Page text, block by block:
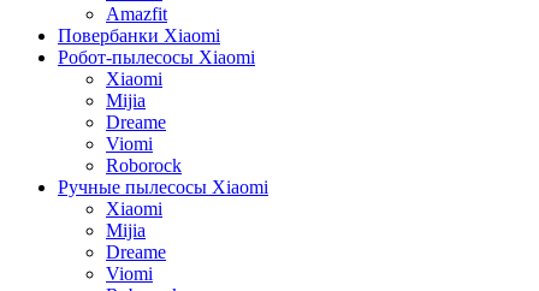
Amazfit
Повербанки Xiaomi
Робот-пылесосы Xiaomi
Xiaomi
Mijia
Dreame
Viomi
Roborock
Ручные пылесосы Xiaomi
Xiaomi
Mijia
Dreame
Viomi